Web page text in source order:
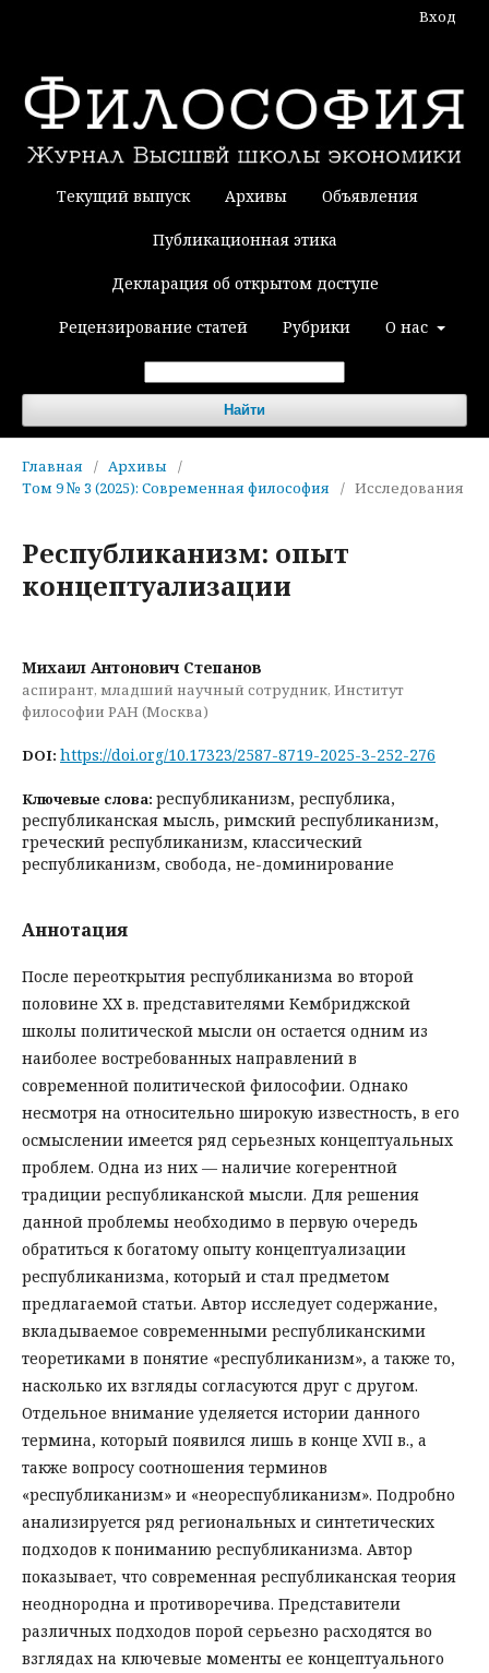
Текущий выпуск Архивы Объявления
Публикационная этика
Декларация об открытом доступе
Рецензирование статей Рубрики О нас
Найти
Вход
Главная / Архивы
/
Том 9 № 3 (2025): Современная философия
/ Исследования
Республиканизм: опыт
концептуализации
Михаил Антонович Степанов
аспирант, младший научный сотрудник, Институт
философии РАН (Москва)
DOI: https://doi.org/10.17323/2587-8719-2025-3-252-276
Ключевые слова: республиканизм, республика,
республиканская мысль, римский республиканизм,
греческий республиканизм, классический
республиканизм, свобода, не-доминирование
Аннотация
После переоткрытия республиканизма во второй
половине XX в. представителями Кембриджской
школы политической мысли он остается одним из
наиболее востребованных направлений в
современной политической философии. Однако
несмотря на относительно широкую известность, в его
осмыслении имеется ряд серьезных концептуальных
проблем. Одна из них — наличие когерентной
традиции республиканской мысли. Для решения
данной проблемы необходимо в первую очередь
обратиться к богатому опыту концептуализации
республиканизма, который и стал предметом
предлагаемой статьи. Автор исследует содержание,
вкладываемое современными республиканскими
теоретиками в понятие «республиканизм», а также то,
насколько их взгляды согласуются друг с другом.
Отдельное внимание уделяется истории данного
термина, который появился лишь в конце XVII в., а
также вопросу соотношения терминов
«республиканизм» и «неореспубликанизм». Подробно
анализируется ряд региональных и синтетических
подходов к пониманию республиканизма. Автор
показывает, что современная республиканская теория
неоднородна и противоречива. Представители
различных подходов порой серьезно расходятся во
взглядах на ключевые моменты ее концептуального